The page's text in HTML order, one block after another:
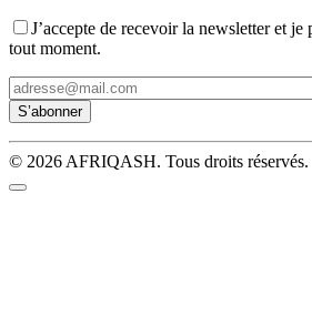
J’accepte de recevoir la newsletter et je
tout moment.
© 2026 AFRIQASH. Tous droits réservés.